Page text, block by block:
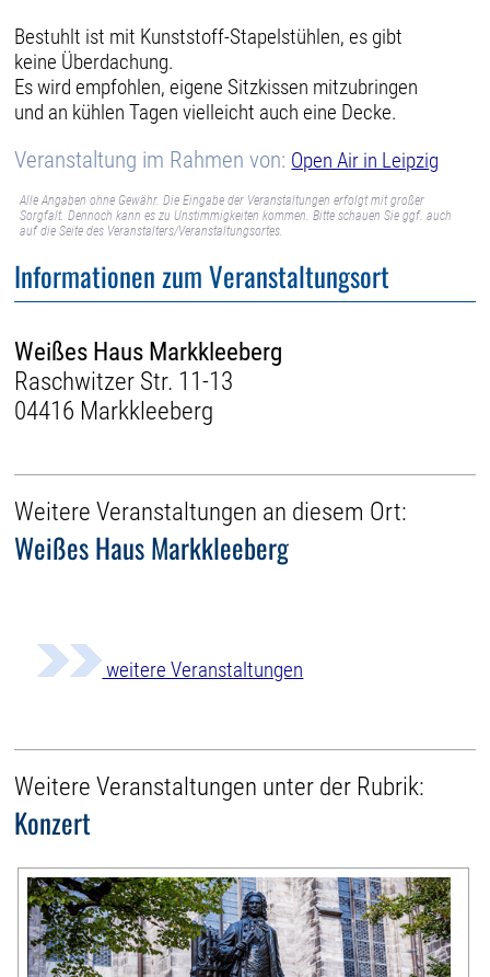
Bestuhlt ist mit Kunststoff-Stapelstühlen, es gibt
keine Überdachung.
Es wird empfohlen, eigene Sitzkissen mitzubringen
und an kühlen Tagen vielleicht auch eine Decke.
Veranstaltung im Rahmen von: Open Air in Leipzig
Alle Angaben ohne Gewähr. Die Eingabe der Veranstaltungen erfolgt mit großer
Sorgfalt. Dennoch kann es zu Unstimmigkeiten kommen. Bitte schauen Sie ggf. auch
auf die Seite des Veranstalters/Veranstaltungsortes.
Informationen zum Veranstaltungsort
Weißes Haus Markkleeberg
Raschwitzer Str. 11-13
04416 Markkleeberg
Weitere Veranstaltungen an diesem Ort:
Weißes Haus Markkleeberg
weitere Veranstaltungen
Weitere Veranstaltungen unter der Rubrik:
Konzert